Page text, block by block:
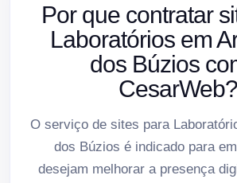
Por que contratar
Laboratórios em
dos Búzios
CesarWeb?
O serviço de sites para
dos Búzios é indicado para
desejam melhorar a presença